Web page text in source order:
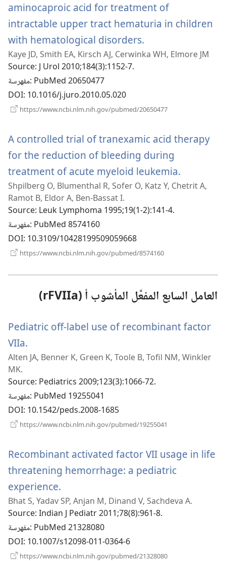
aminocaproic acid for treatment of
intractable upper tract hematuria in children
with hematological disorders.
نافذة
Kaye JD, Smith EA, Kirsch AJ, Cerwinka WH, Elmore JM
Source‎: J Urol 2010;184(3):1152-7.
مفهرسة‎: PubMed 20650477
DOI‎: 10.1016/j.juro.2010.05.020
https://www.ncbi.nlm.nih.gov/pubmed/20650477
A controlled trial of tranexamic acid therapy
for the reduction of bleeding during
treatment of acute myeloid leukemia.
نافذة
Shpilberg O, Blumenthal R, Sofer O, Katz Y, Chetrit A,
Ramot B, Eldor A, Ben-Bassat I.
Source‎: Leuk Lymphoma 1995;19(1-2):141-4.
مفهرسة‎: PubMed 8574160
DOI‎: 10.3109/10428199509059668
https://www.ncbi.nlm.nih.gov/pubmed/8574160
العامل السابع المفعَّل المأشوب أ (rFVIIa)
Pediatric off-label use of recombinant factor
VIIa.
نافذة
جديدة)
Alten JA, Benner K, Green K, Toole B, Tofil NM, Winkler
MK.
Source‎: Pediatrics 2009;123(3):1066-72.
مفهرسة‎: PubMed 19255041
DOI‎: 10.1542/peds.2008-1685
https://www.ncbi.nlm.nih.gov/pubmed/19255041
Recombinant activated factor VII usage in life
threatening hemorrhage: a pediatric
experience.
نافذة
جديدة)
Bhat S, Yadav SP, Anjan M, Dinand V, Sachdeva A.
Source‎: Indian J Pediatr 2011;78(8):961-8.
مفهرسة‎: PubMed 21328080
DOI‎: 10.1007/s12098-011-0364-6
https://www.ncbi.nlm.nih.gov/pubmed/21328080